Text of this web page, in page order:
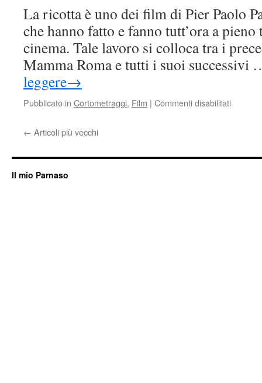
La ricotta è uno dei film di Pier Paolo
che hanno fatto e fanno tutt’ora a
cinema. Tale lavoro si colloca tra i
Mamma Roma e tutti i suoi
leggere→
Pubblicato in Cortometraggi, Film | Commenti disabilitatisu
Pier
← Articoli più vecchi
Il mio Parnaso